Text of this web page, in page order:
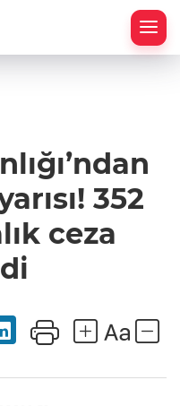
352
ceza